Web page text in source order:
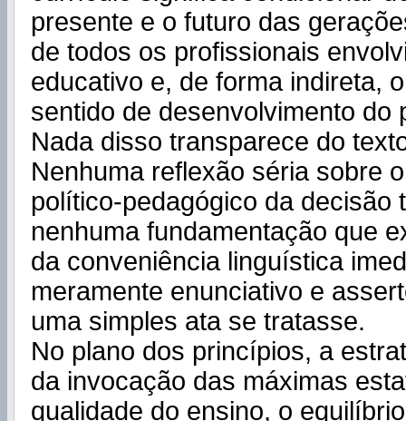
presente e o futuro das
de todos os profissionais
educativo e, de forma indireta,
sentido de desenvolvimento do
Nada disso transparece do
Nenhuma reflexão séria sobre
político-pedagógico da decisão
nenhuma fundamentação que
da conveniência linguística
meramente enunciativo e
uma simples ata se tratasse.
No plano dos princípios, a
da invocação das máximas
qualidade do ensino, o